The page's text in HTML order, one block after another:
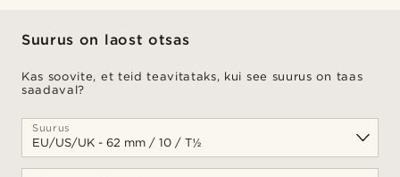
Suurus on laost otsas
Kas soovite, et teid teavitataks, kui see suurus on taas
saadaval?
Suurus